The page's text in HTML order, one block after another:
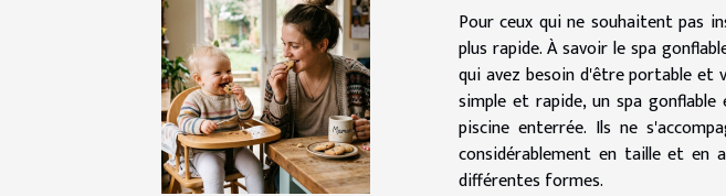
Pour ceux qui ne souhaitent pas
plus rapide. À savoir le spa
qui avez besoin d'être portable et
simple et rapide, un spa
piscine enterrée. Ils ne
considérablement en taille et en
différentes formes.